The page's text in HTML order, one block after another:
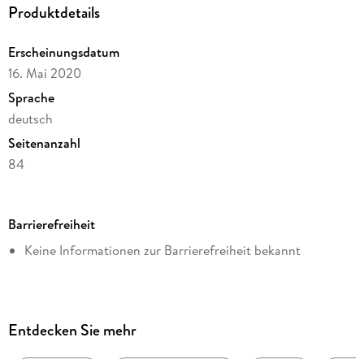
Produktdetails
Erscheinungsdatum
16. Mai 2020
Sprache
deutsch
Seitenanzahl
84
Altersempfehlung
ab 06 Jahre
Autor/Autorin
Barrierefreiheit
Keine Informationen zur Barrierefreiheit bekannt
Entdecken Sie mehr